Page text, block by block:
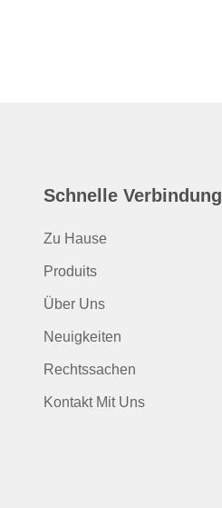
Schnelle Verbindung
Zu Hause
Produits
Über Uns
Neuigkeiten
Rechtssachen
Kontakt Mit Uns